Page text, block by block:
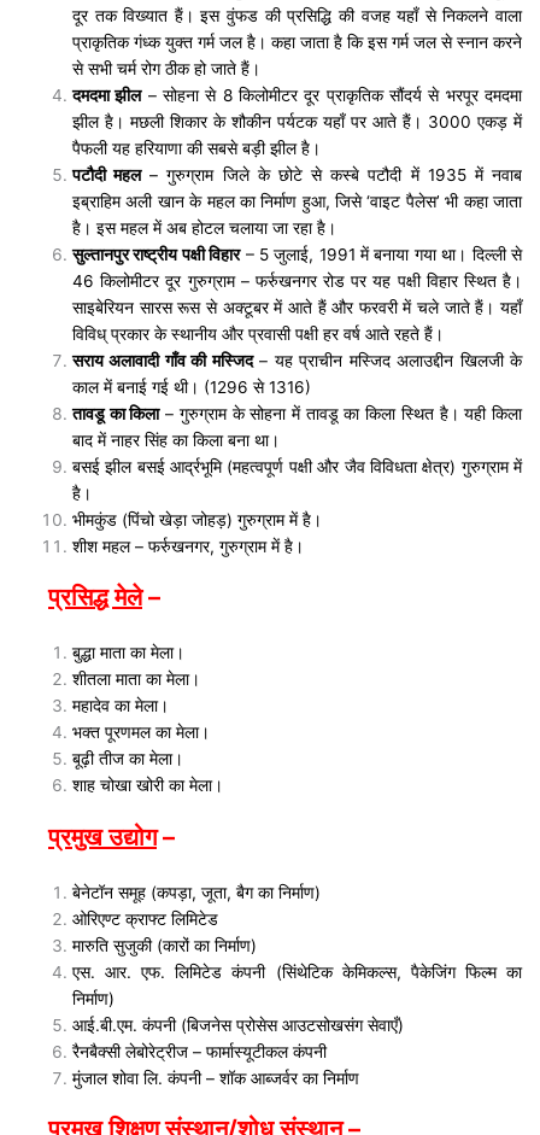
दूर तक विख्यात हैं। इस वुंफड की प्रसिद्धि की वजह यहाँ से निकलने वाला
प्राकृतिक गंध्क युक्त गर्म जल है। कहा जाता है कि इस गर्म जल से स्नान करने
से सभी चर्म रोग ठीक हो जाते हैं।
दमदमा झील– सोहना से 8 किलोमीटर दूर प्राकृतिक सौंदर्य से भरपूर दमदमा
झील है। मछली शिकार के शौकीन पर्यटक यहाँ पर आते हैं। 3000 एकड़ में
पैफली यह हरियाणा की सबसे बड़ी झील है।
पटौदी महल– गुरुग्राम जिले के छोटे से कस्बे पटौदी में 1935 में नवाब
इब्राहिम अली खान के महल का निर्माण हुआ, जिसे ‘वाइट पैलेस’ भी कहा जाता
है। इस महल में अब होटल चलाया जा रहा है।
सुल्तानपुर राष्ट्रीय पक्षी विहार– 5 जुलाई, 1991 में बनाया गया था। दिल्ली से
46 किलोमीटर दूर गुरुग्राम – फर्रुखनगर रोड पर यह पक्षी विहार स्थित है।
साइबेरियन सारस रूस से अक्टूबर में आते हैं और फरवरी में चले जाते हैं। यहाँ
विविध् प्रकार के स्थानीय और प्रवासी पक्षी हर वर्ष आते रहते हैं।
सराय अलावादी गाँव की मस्जिद– यह प्राचीन मस्जिद अलाउद्दीन खिलजी के
काल में बनाई गई थी। (1296 से 1316)
तावडू का किला– गुरुग्राम के सोहना में तावडू का किला स्थित है। यही किला
बाद में नाहर सिंह का किला बना था।
बसई झील बसई आर्द्रभूमि (महत्वपूर्ण पक्षी और जैव विविधता क्षेत्र) गुरुग्राम में
है।
भीमकुंड (पिंचो खेड़ा जोहड़) गुरुग्राम में है।
शीश महल – फर्रुखनगर, गुरुग्राम में है।
प्रसिद्ध मेले–
बुद्धा माता का मेला।
शीतला माता का मेला।
महादेव का मेला।
भक्त पूरणमल का मेला।
बूढ़ी तीज का मेला।
शाह चोखा खोरी का मेला।
प्रमुख उद्योग–
बेनेटॉन समूह (कपड़ा, जूता, बैग का निर्माण)
ओरिएण्ट क्राफ्ट लिमिटेड
मारुति सुजुकी (कारों का निर्माण)
एस. आर. एफ. लिमिटेड कंपनी (सिंथेटिक केमिकल्स, पैकेजिंग फिल्म का
निर्माण)
आई.बी.एम. कंपनी (बिजनेस प्रोसेस आउटसोखसंग सेवाएँ)
रैनबैक्सी लेबोरेट्रीज – फार्मास्यूटीकल कंपनी
मुंजाल शोवा लि. कंपनी – शॉक आब्जर्वर का निर्माण
प्रमुख शिक्षण संस्थान/शोध संस्थान–